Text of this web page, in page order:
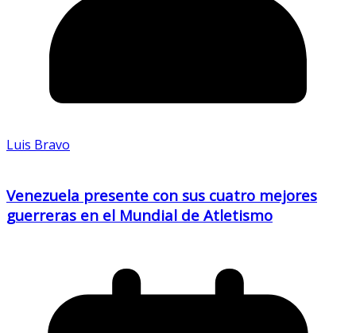
Luis Bravo
Venezuela presente con sus cuatro mejores
guerreras en el Mundial de Atletismo